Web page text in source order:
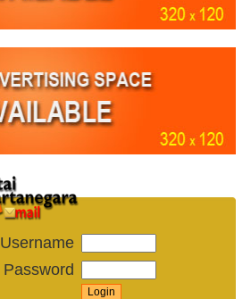
Username
Password